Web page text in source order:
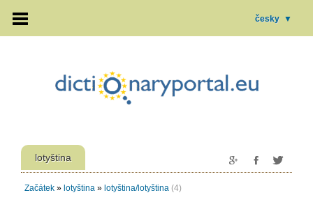
česky ▼
lotyština
Začátek » lotyština » lotyština/lotyština (4)